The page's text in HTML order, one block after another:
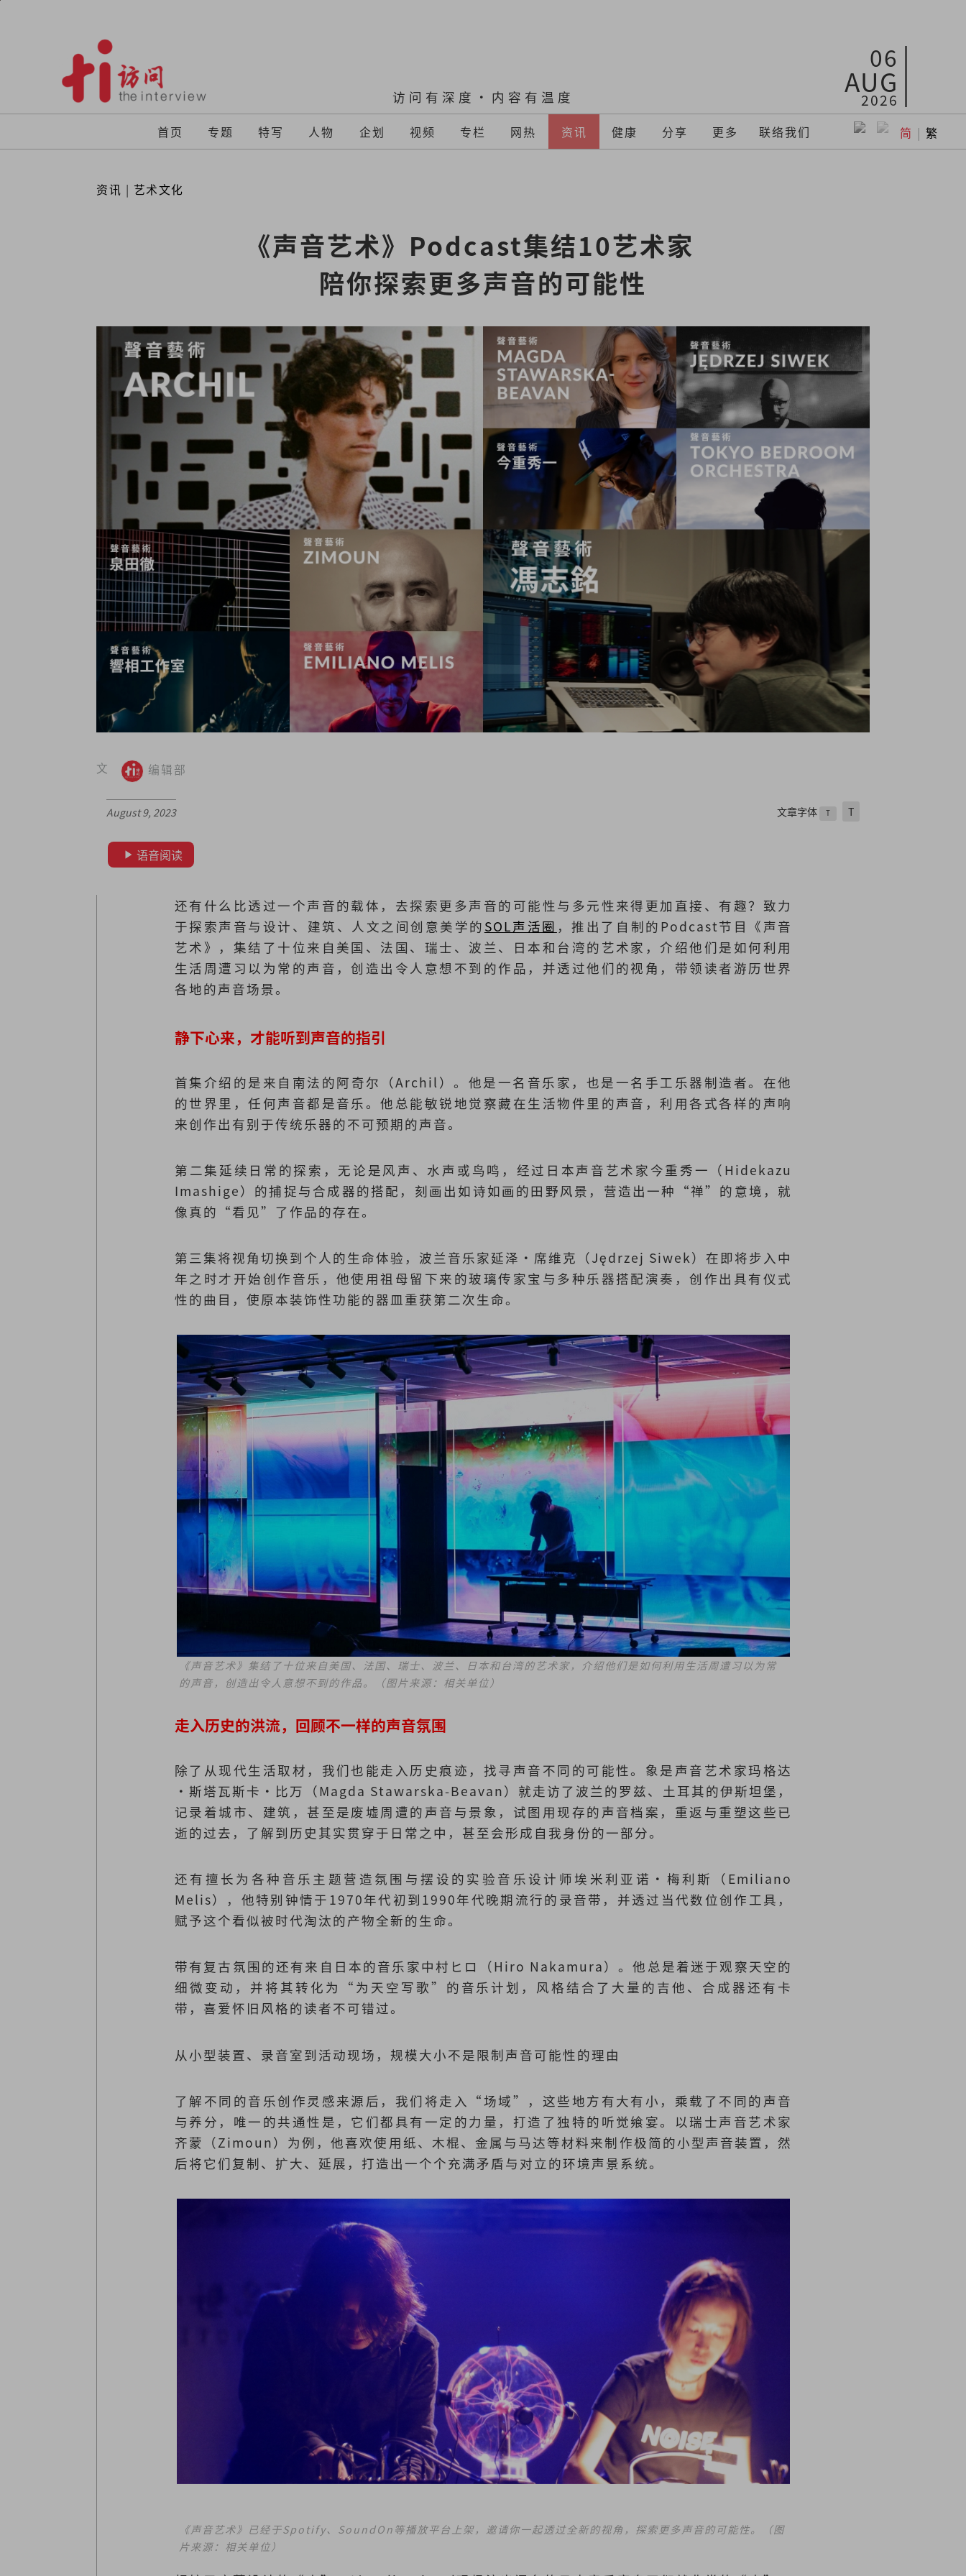
访问有深度·内容有温度
06
AUG
2026
首页 专题 特写 人物 企划 视频 专栏 网热 资讯 健康 分享 更多 联络我们 简 | 繁
资讯 | 艺术文化
《声音艺术》Podcast集结10艺术家
陪你探索更多声音的可能性
文 编辑部
August 9, 2023 文章字体 T T
语音阅读
还有什么比透过一个声音的载体，去探索更多声音的可能性与多元性来得更加直接、有趣？致力
于探索声音与设计、建筑、人文之间创意美学的 SOL声活圈 ，推出了自制的Podcast节目《声音
艺术》，集结了十位来自美国、法国、瑞士、波兰、日本和台湾的艺术家，介绍他们是如何利用
生活周遭习以为常的声音，创造出令人意想不到的作品，并透过他们的视角，带领读者游历世界
各地的声音场景。
静下心来，才能听到声音的指引
首集介绍的是来自南法的阿奇尔（Archil）。他是一名音乐家，也是一名手工乐器制造者。在他
的世界里，任何声音都是音乐。他总能敏锐地觉察藏在生活物件里的声音，利用各式各样的声响
来创作出有别于传统乐器的不可预期的声音。
第二集延续日常的探索，无论是风声、水声或鸟鸣，经过日本声音艺术家今重秀一（Hidekazu
Imashige）的捕捉与合成器的搭配，刻画出如诗如画的田野风景，营造出一种“禅”的意境，就
像真的“看见”了作品的存在。
第三集将视角切换到个人的生命体验，波兰音乐家延泽·席维克（Jędrzej Siwek）在即将步入中
年之时才开始创作音乐，他使用祖母留下来的玻璃传家宝与多种乐器搭配演奏，创作出具有仪式
性的曲目，使原本装饰性功能的器皿重获第二次生命。
《声音艺术》集结了十位来自美国、法国、瑞士、波兰、日本和台湾的艺术家，介绍他们是如何利用生活周遭习以为常
的声音，创造出令人意想不到的作品。（图片来源：相关单位）
走入历史的洪流，回顾不一样的声音氛围
除了从现代生活取材，我们也能走入历史痕迹，找寻声音不同的可能性。象是声音艺术家玛格达
·斯塔瓦斯卡·比万（Magda Stawarska-Beavan）就走访了波兰的罗兹、土耳其的伊斯坦堡，
记录着城市、建筑，甚至是废墟周遭的声音与景象，试图用现存的声音档案，重返与重塑这些已
逝的过去，了解到历史其实贯穿于日常之中，甚至会形成自我身份的一部分。
还有擅长为各种音乐主题营造氛围与摆设的实验音乐设计师埃米利亚诺·梅利斯（Emiliano
Melis），他特别钟情于1970年代初到1990年代晚期流行的录音带，并透过当代数位创作工具，
赋予这个看似被时代淘汰的产物全新的生命。
带有复古氛围的还有来自日本的音乐家中村ヒロ（Hiro Nakamura）。他总是着迷于观察天空的
细微变动，并将其转化为“为天空写歌”的音乐计划，风格结合了大量的吉他、合成器还有卡
带，喜爱怀旧风格的读者不可错过。
从小型装置、录音室到活动现场，规模大小不是限制声音可能性的理由
了解不同的音乐创作灵感来源后，我们将走入“场域”，这些地方有大有小，乘载了不同的声音
与养分，唯一的共通性是，它们都具有一定的力量，打造了独特的听觉飨宴。以瑞士声音艺术家
齐蒙（Zimoun）为例，他喜欢使用纸、木棍、金属与马达等材料来制作极简的小型声音装置，然
后将它们复制、扩大、延展，打造出一个个充满矛盾与对立的环境声景系统。
《声音艺术》已经于Spotify、SoundOn等播放平台上架，邀请你一起透过全新的视角，探索更多声音的可能性。（图
片来源：相关单位）